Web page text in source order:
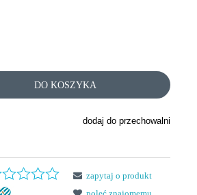
DO KOSZYKA
dodaj do przechowalni
zapytaj o produkt